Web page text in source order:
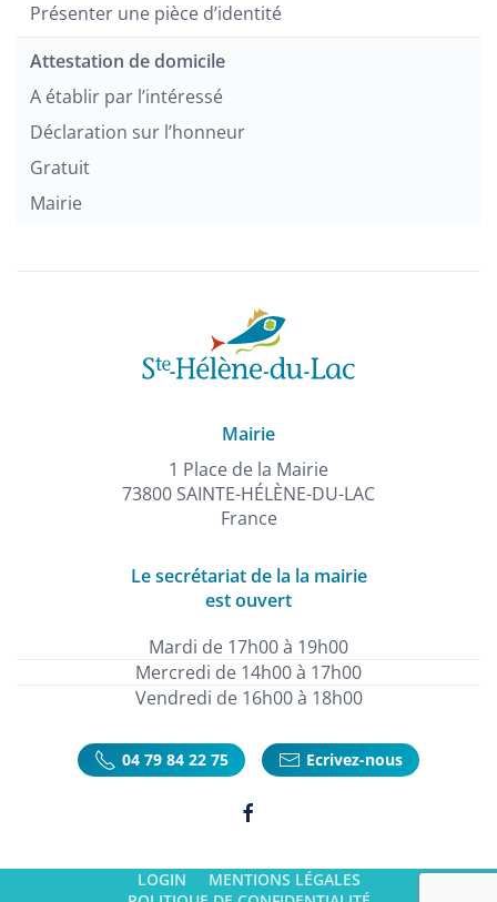
Présenter une pièce d’identité
Attestation de domicile
A établir par l’intéressé
Déclaration sur l’honneur
Gratuit
Mairie
Mairie
1 Place de la Mairie
73800 SAINTE-HÉLÈNE-DU-LAC
France
Le secrétariat de la la mairie
est ouvert
Mardi de 17h00 à 19h00
Mercredi de 14h00 à 17h00
Vendredi de 16h00 à 18h00
04 79 84 22 75 Ecrivez-nous
LOGIN
MENTIONS LÉGALES